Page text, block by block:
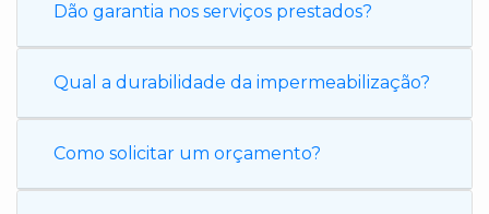
Dão garantia nos serviços prestados?
Qual a durabilidade da impermeabilização?
Como solicitar um orçamento?